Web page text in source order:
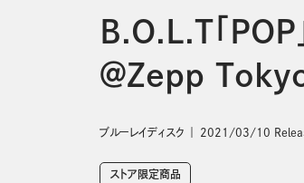
B.O.L.T「
＠Zepp
ブルーレイディスク 2021/03/10
ストア限定商品